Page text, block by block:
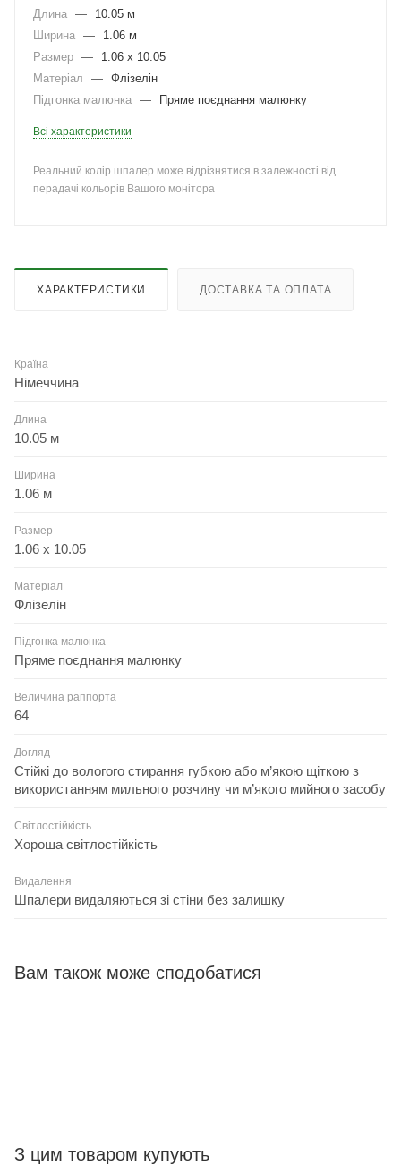
Длина —
10.05 м
Ширина —
1.06 м
Размер —
1.06 x 10.05
Матеріал
— Флізелін
Підгонка малюнка — Пряме поєднання малюнку
Всі характеристики
Реальний колір шпалер може відрізнятися в залежності від
перадачі кольорів Вашого монітора
ХАРАКТЕРИСТИКИ ДОСТАВКА ТА ОПЛАТА
Країна
Німеччина
Длина
10.05 м
Ширина
1.06 м
Размер
1.06 x 10.05
Матеріал
Флізелін
Підгонка малюнка
Пряме поєднання малюнку
Величина раппорта
64
Догляд
Стійкі до вологого стирання губкою або м’якою щіткою з
використанням мильного розчину чи м’якого мийного засобу
Світлостійкість
Хороша світлостійкість
Видалення
Шпалери видаляються зі стіни без залишку
Вам також може сподобатися
З цим товаром купують